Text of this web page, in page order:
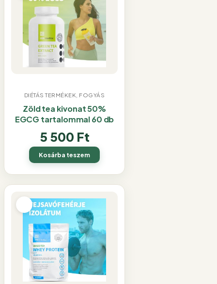
DIÉTÁS TERMÉKEK, FOGYÁS
Zöld tea kivonat 50%
EGCG tartalommal 60 db
5 500 Ft
Kosárba teszem